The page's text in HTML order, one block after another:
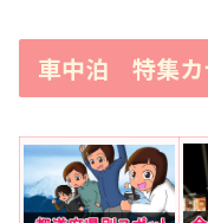
車中泊 特集カ